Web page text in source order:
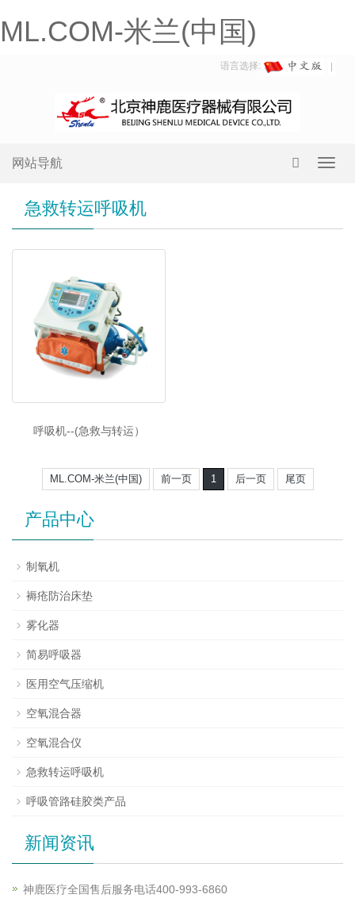
ML.COM-米兰(中国)
语言选择:
网站导航
急救转运呼吸机
呼吸机--(急救与转运）
ML.COM-米兰(中国) 前一页 1 后一页 尾页
产品中心
制氧机
褥疮防治床垫
雾化器
简易呼吸器
医用空气压缩机
空氧混合器
空氧混合仪
急救转运呼吸机
呼吸管路硅胶类产品
新闻资讯
神鹿医疗全国售后服务电话400-993-6860